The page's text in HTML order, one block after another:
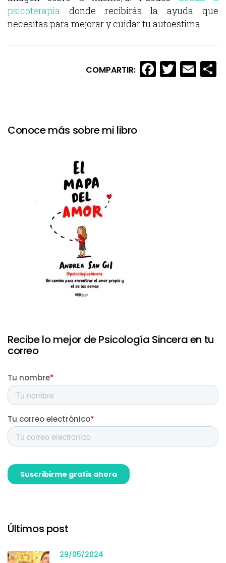
psicoterapia donde recibirás la ayuda que
necesitas para mejorar y cuidar tu autoestima.
COMPARTIR: Facebook
Conoce más sobre mi libro
Recibe lo mejor de Psicología Sincera en tu
correo
Últimos post
29/05/2024